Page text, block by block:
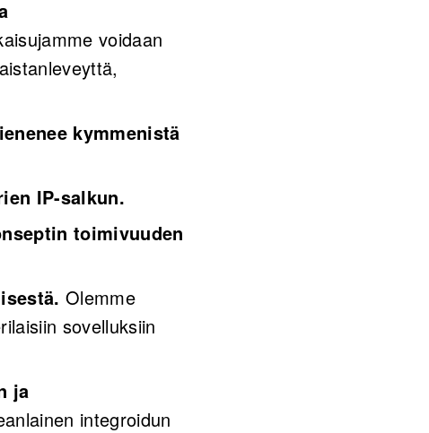
voidaan
kymmenistä
IP-salkun.
toimivuuden
Olemme
sovelluksiin
ja
integroidun